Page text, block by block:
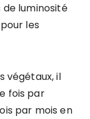
de luminosité
les
végétaux, il
fois par
par mois en